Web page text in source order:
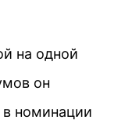
на одной
он
номинации